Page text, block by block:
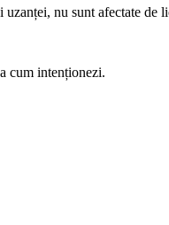
nu sunt afectate de
cum intenționezi.